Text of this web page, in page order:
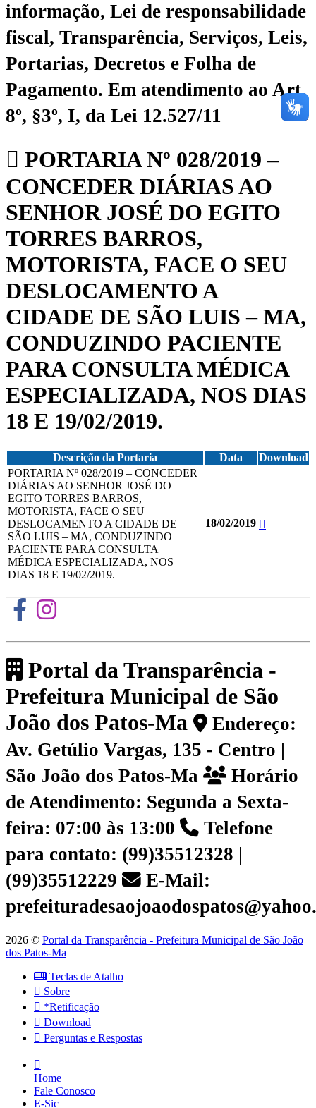
informação, Lei de responsabilidade
fiscal, Transparência, Serviços, Leis,
Portarias, Decretos e Folha de
Pagamento. Em atendimento ao Art.
8º, §3º, I, da Lei 12.527/11
PORTARIA Nº 028/2019 –
CONCEDER DIÁRIAS AO
SENHOR JOSÉ DO EGITO
TORRES BARROS,
MOTORISTA, FACE O SEU
DESLOCAMENTO A
CIDADE DE SÃO LUIS – MA,
CONDUZINDO PACIENTE
PARA CONSULTA MÉDICA
ESPECIALIZADA, NOS DIAS
18 E 19/02/2019.
Descrição da Portaria Data
Download
PORTARIA Nº 028/2019 – CONCEDER
DIÁRIAS AO SENHOR JOSÉ DO
EGITO TORRES BARROS,
MOTORISTA, FACE O SEU
DESLOCAMENTO A CIDADE DE
SÃO LUIS – MA, CONDUZINDO
PACIENTE PARA CONSULTA
MÉDICA ESPECIALIZADA, NOS
DIAS 18 E 19/02/2019.
18/02/2019
Portal da Transparência -
Prefeitura Municipal de São
João dos Patos-Ma
Endereço:
Av. Getúlio Vargas, 135 - Centro |
São João dos Patos-Ma
Horário
de Atendimento: Segunda a Sexta-
feira: 07:00 às 13:00
Telefone
para contato: (99)35512328 |
(99)35512229
E-Mail:
2026 © Portal da Transparência - Prefeitura Municipal de São João
dos Patos-Ma
Teclas de Atalho
Sobre
*Retificação
Download
Perguntas e Respostas
Home
Fale Conosco
E-Sic